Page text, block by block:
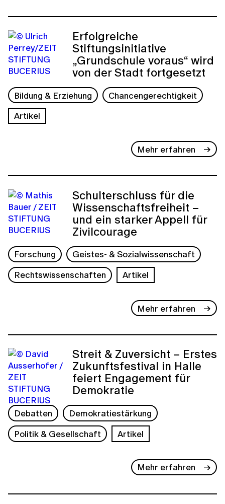
Erfolgreiche
Stiftungsinitiative
„Grundschule voraus“ wird
von der Stadt fortgesetzt
Bildung & Erziehung
Chancengerechtigkeit
Artikel
Mehr erfahren
Schulterschluss für die
Wissenschaftsfreiheit –
und ein starker Appell für
Zivilcourage
Forschung
Geistes- & Sozialwissenschaft
Rechtswissenschaften
Artikel
Mehr erfahren
Streit & Zuversicht – Erstes
Zukunftsfestival in Halle
feiert Engagement für
Demokratie
Debatten
Demokratiestärkung
Politik & Gesellschaft
Artikel
Mehr erfahren